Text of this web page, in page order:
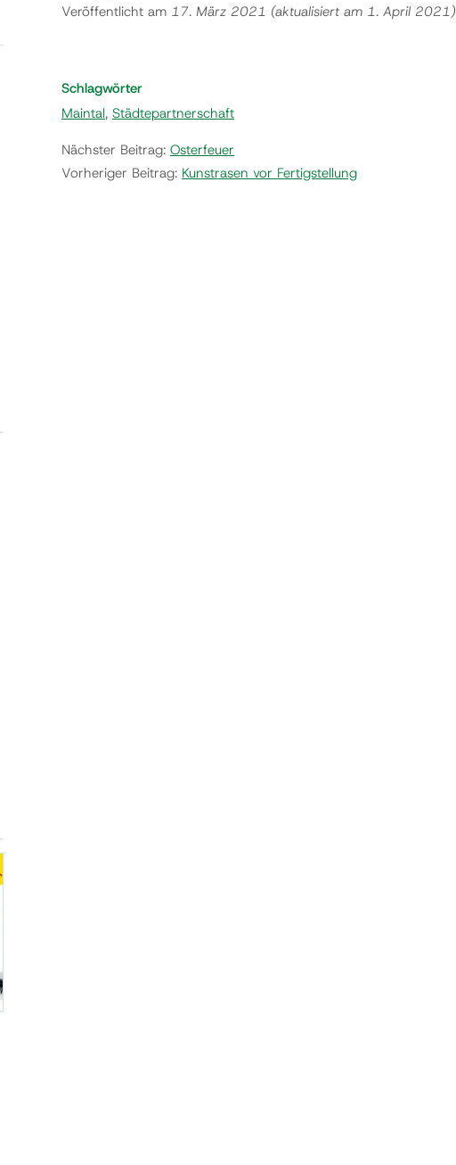
Veröffentlicht am 17. März 2021 (aktualisiert am 1. April 2021)
Schlagwörter
Maintal, Städtepartnerschaft
Nächster Beitrag: Osterfeuer
Vorheriger Beitrag: Kunstrasen vor Fertigstellung